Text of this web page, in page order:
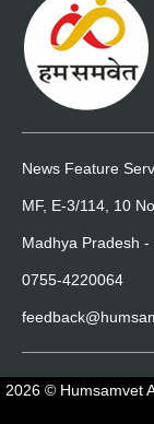
News Feature
MF, E-3/114, 10
Madhya Pradesh -
0755-4220064
2026 © Humsamvet